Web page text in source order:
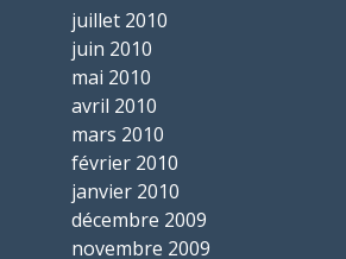
juillet 2010
juin 2010
mai 2010
avril 2010
mars 2010
février 2010
janvier 2010
décembre 2009
novembre 2009